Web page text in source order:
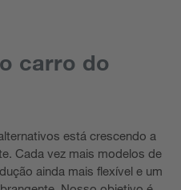
carro do
está crescendo a
Cada vez mais modelos de
ainda mais flexível e um